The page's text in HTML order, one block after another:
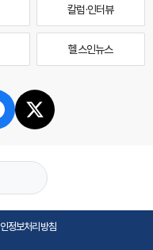
칼럼·인터뷰
헬스인뉴스
정보처리방침